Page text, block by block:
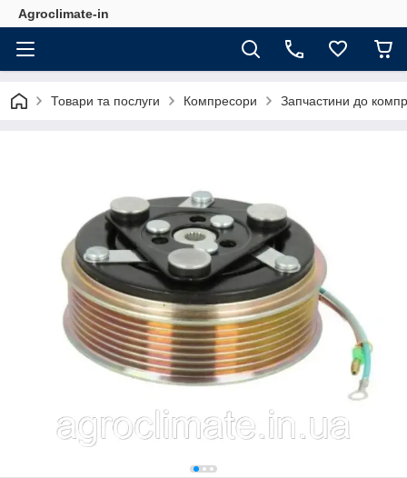
Agroclimate-in
Товари та послуги Компресори Запчастини до